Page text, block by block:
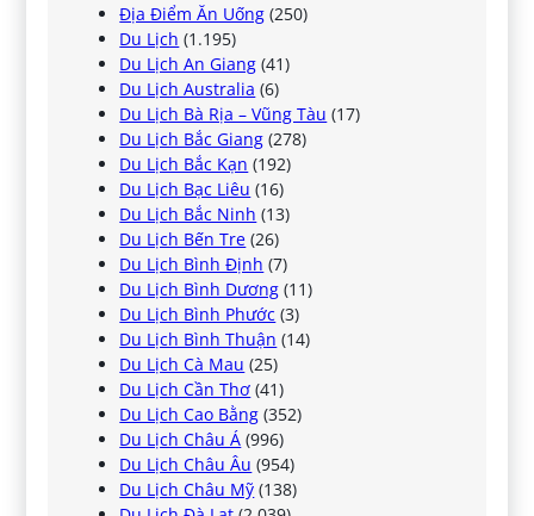
Địa Điểm Ăn Uống (250)
Du Lịch (1.195)
Du Lịch An Giang (41)
Du Lịch Australia (6)
Du Lịch Bà Rịa – Vũng Tàu (17)
Du Lịch Bắc Giang (278)
Du Lịch Bắc Kạn (192)
Du Lịch Bạc Liêu (16)
Du Lịch Bắc Ninh (13)
Du Lịch Bến Tre (26)
Du Lịch Bình Định (7)
Du Lịch Bình Dương (11)
Du Lịch Bình Phước (3)
Du Lịch Bình Thuận (14)
Du Lịch Cà Mau (25)
Du Lịch Cần Thơ (41)
Du Lịch Cao Bằng (352)
Du Lịch Châu Á (996)
Du Lịch Châu Âu (954)
Du Lịch Châu Mỹ (138)